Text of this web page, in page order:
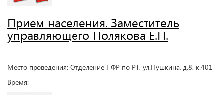
Прием населения. Заместитель
управляющего Полякова Е.П.
Место проведения: Отделение ПФР по РТ, ул.Пушкина, д.8, к.401
Время: